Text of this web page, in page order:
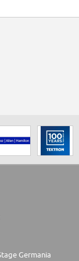
Germania